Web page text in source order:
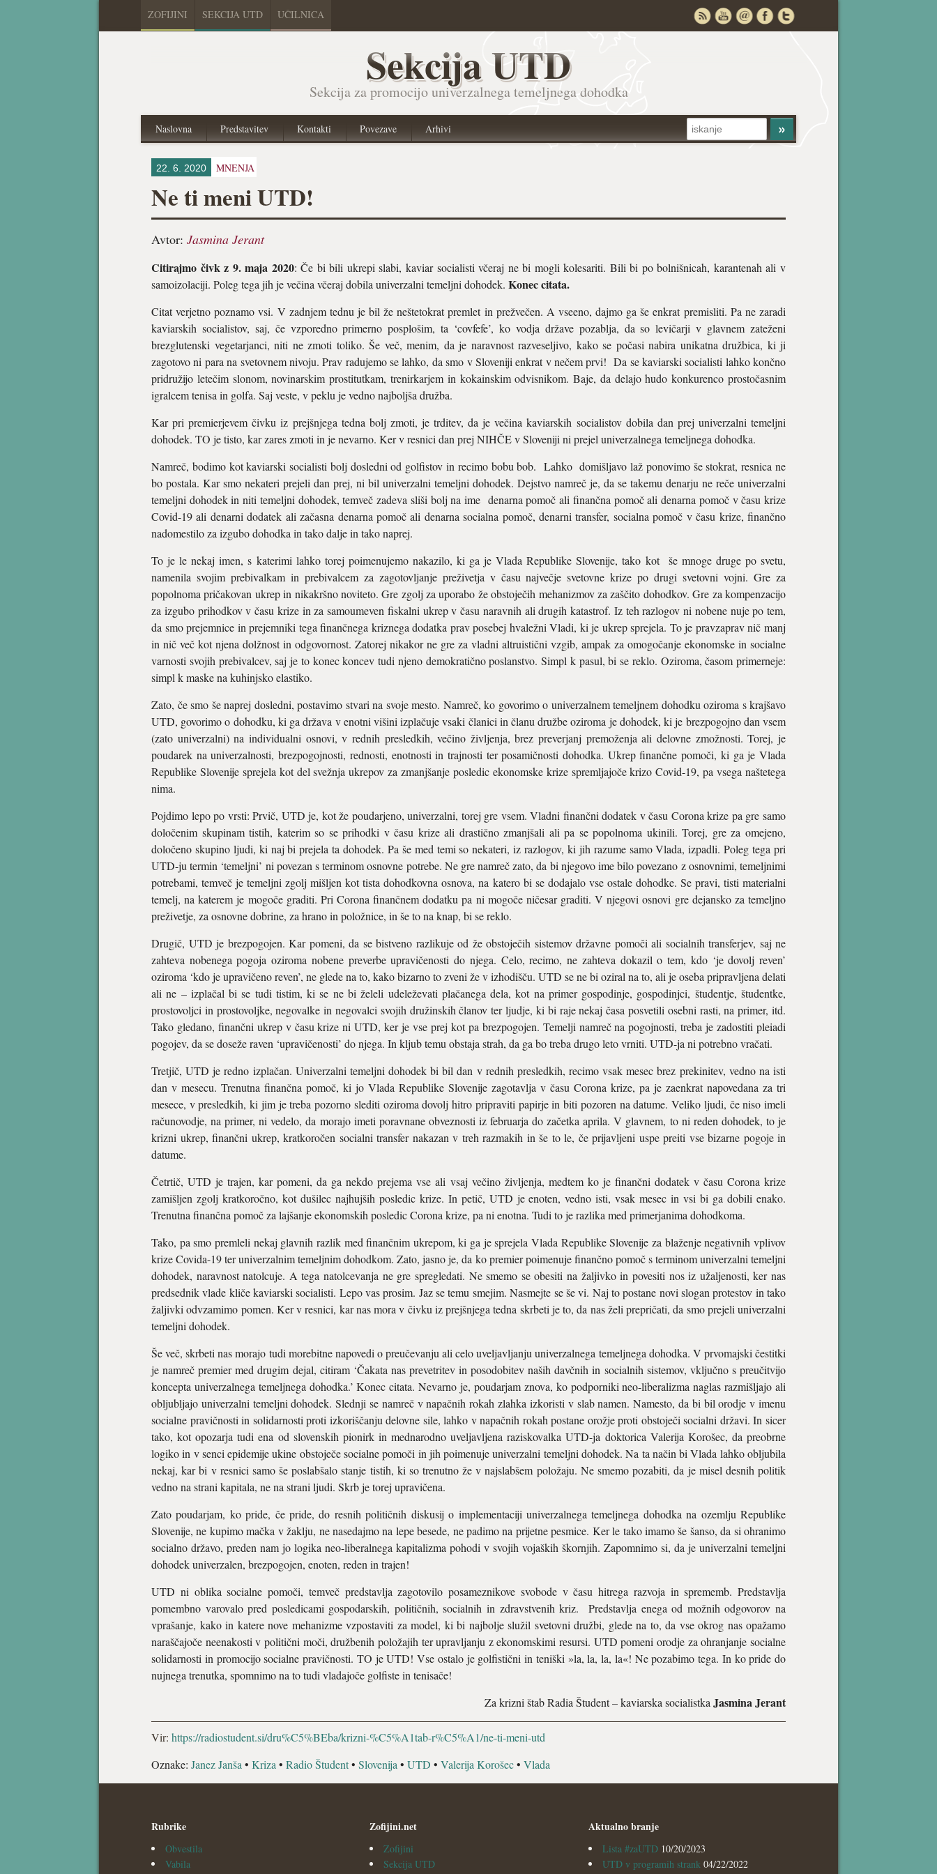
ZOFIJINI SEKCIJA UTD UČILNICA
Sekcija UTD
Sekcija za promocijo univerzalnega temeljnega dohodka
Naslovna Predstavitev Kontakti Povezave Arhivi
22. 6. 2020 MNENJA
Ne ti meni UTD!
Avtor: Jasmina Jerant
Citirajmo čivk z 9. maja 2020: Če bi bili ukrepi slabi, kaviar socialisti včeraj ne bi mogli kolesariti. Bili bi po bolnišnicah, karantenah ali v
samoizolaciji. Poleg tega jih je večina včeraj dobila univerzalni temeljni dohodek. Konec citata.
Citat verjetno poznamo vsi. V zadnjem tednu je bil že neštetokrat premlet in prežvečen. A vseeno, dajmo ga še enkrat premisliti. Pa ne zaradi
kaviarskih socialistov, saj, če vzporedno primerno posplošim, ta ‘covfefe’, ko vodja države pozablja, da so levičarji v glavnem zateženi
brezglutenski vegetarjanci, niti ne zmoti toliko. Še več, menim, da je naravnost razveseljivo, kako se počasi nabira unikatna družbica, ki ji
zagotovo ni para na svetovnem nivoju. Prav radujemo se lahko, da smo v Sloveniji enkrat v nečem prvi! Da se kaviarski socialisti lahko končno
pridružijo letečim slonom, novinarskim prostitutkam, trenirkarjem in kokainskim odvisnikom. Baje, da delajo hudo konkurenco prostočasnim
igralcem tenisa in golfa. Saj veste, v peklu je vedno najboljša družba.
Kar pri premierjevem čivku iz prejšnjega tedna bolj zmoti, je trditev, da je večina kaviarskih socialistov dobila dan prej univerzalni temeljni
dohodek. TO je tisto, kar zares zmoti in je nevarno. Ker v resnici dan prej NIHČE v Sloveniji ni prejel univerzalnega temeljnega dohodka.
Namreč, bodimo kot kaviarski socialisti bolj dosledni od golfistov in recimo bobu bob. Lahko domišljavo laž ponovimo še stokrat, resnica ne
bo postala. Kar smo nekateri prejeli dan prej, ni bil univerzalni temeljni dohodek. Dejstvo namreč je, da se takemu denarju ne reče univerzalni
temeljni dohodek in niti temeljni dohodek, temveč zadeva sliši bolj na ime denarna pomoč ali finančna pomoč ali denarna pomoč v času krize
Covid-19 ali denarni dodatek ali začasna denarna pomoč ali denarna socialna pomoč, denarni transfer, socialna pomoč v času krize, finančno
nadomestilo za izgubo dohodka in tako dalje in tako naprej.
To je le nekaj imen, s katerimi lahko torej poimenujemo nakazilo, ki ga je Vlada Republike Slovenije, tako kot še mnoge druge po svetu,
namenila svojim prebivalkam in prebivalcem za zagotovljanje preživetja v času največje svetovne krize po drugi svetovni vojni. Gre za
popolnoma pričakovan ukrep in nikakršno noviteto. Gre zgolj za uporabo že obstoječih mehanizmov za zaščito dohodkov. Gre za kompenzacijo
za izgubo prihodkov v času krize in za samoumeven fiskalni ukrep v času naravnih ali drugih katastrof. Iz teh razlogov ni nobene nuje po tem,
da smo prejemnice in prejemniki tega finančnega kriznega dodatka prav posebej hvaležni Vladi, ki je ukrep sprejela. To je pravzaprav nič manj
in nič več kot njena dolžnost in odgovornost. Zatorej nikakor ne gre za vladni altruistični vzgib, ampak za omogočanje ekonomske in socialne
varnosti svojih prebivalcev, saj je to konec koncev tudi njeno demokratično poslanstvo. Simpl k pasul, bi se reklo. Oziroma, časom primerneje:
simpl k maske na kuhinjsko elastiko.
Zato, če smo še naprej dosledni, postavimo stvari na svoje mesto. Namreč, ko govorimo o univerzalnem temeljnem dohodku oziroma s krajšavo
UTD, govorimo o dohodku, ki ga država v enotni višini izplačuje vsaki članici in članu družbe oziroma je dohodek, ki je brezpogojno dan vsem
(zato univerzalni) na individualni osnovi, v rednih presledkih, večino življenja, brez preverjanj premoženja ali delovne zmožnosti. Torej, je
poudarek na univerzalnosti, brezpogojnosti, rednosti, enotnosti in trajnosti ter posamičnosti dohodka. Ukrep finančne pomoči, ki ga je Vlada
Republike Slovenije sprejela kot del svežnja ukrepov za zmanjšanje posledic ekonomske krize spremljajoče krizo Covid-19, pa vsega naštetega
nima.
Pojdimo lepo po vrsti: Prvič, UTD je, kot že poudarjeno, univerzalni, torej gre vsem. Vladni finančni dodatek v času Corona krize pa gre samo
določenim skupinam tistih, katerim so se prihodki v času krize ali drastično zmanjšali ali pa se popolnoma ukinili. Torej, gre za omejeno,
določeno skupino ljudi, ki naj bi prejela ta dohodek. Pa še med temi so nekateri, iz razlogov, ki jih razume samo Vlada, izpadli. Poleg tega pri
UTD-ju termin ‘temeljni’ ni povezan s terminom osnovne potrebe. Ne gre namreč zato, da bi njegovo ime bilo povezano z osnovnimi, temeljnimi
potrebami, temveč je temeljni zgolj mišljen kot tista dohodkovna osnova, na katero bi se dodajalo vse ostale dohodke. Se pravi, tisti materialni
temelj, na katerem je mogoče graditi. Pri Corona finančnem dodatku pa ni mogoče ničesar graditi. V njegovi osnovi gre dejansko za temeljno
preživetje, za osnovne dobrine, za hrano in položnice, in še to na knap, bi se reklo.
Drugič, UTD je brezpogojen. Kar pomeni, da se bistveno razlikuje od že obstoječih sistemov državne pomoči ali socialnih transferjev, saj ne
zahteva nobenega pogoja oziroma nobene preverbe upravičenosti do njega. Celo, recimo, ne zahteva dokazil o tem, kdo ‘je dovolj reven’
oziroma ‘kdo je upravičeno reven’, ne glede na to, kako bizarno to zveni že v izhodišču. UTD se ne bi oziral na to, ali je oseba pripravljena delati
ali ne – izplačal bi se tudi tistim, ki se ne bi želeli udeleževati plačanega dela, kot na primer gospodinje, gospodinjci, študentje, študentke,
prostovoljci in prostovoljke, negovalke in negovalci svojih družinskih članov ter ljudje, ki bi raje nekaj časa posvetili osebni rasti, na primer, itd.
Tako gledano, finančni ukrep v času krize ni UTD, ker je vse prej kot pa brezpogojen. Temelji namreč na pogojnosti, treba je zadostiti pleiadi
pogojev, da se doseže raven ‘upravičenosti’ do njega. In kljub temu obstaja strah, da ga bo treba drugo leto vrniti. UTD-ja ni potrebno vračati.
Tretjič, UTD je redno izplačan. Univerzalni temeljni dohodek bi bil dan v rednih presledkih, recimo vsak mesec brez prekinitev, vedno na isti
dan v mesecu. Trenutna finančna pomoč, ki jo Vlada Republike Slovenije zagotavlja v času Corona krize, pa je zaenkrat napovedana za tri
mesece, v presledkih, ki jim je treba pozorno slediti oziroma dovolj hitro pripraviti papirje in biti pozoren na datume. Veliko ljudi, če niso imeli
računovodje, na primer, ni vedelo, da morajo imeti poravnane obveznosti iz februarja do začetka aprila. V glavnem, to ni reden dohodek, to je
krizni ukrep, finančni ukrep, kratkoročen socialni transfer nakazan v treh razmakih in še to le, če prijavljeni uspe preiti vse bizarne pogoje in
datume.
Četrtič, UTD je trajen, kar pomeni, da ga nekdo prejema vse ali vsaj večino življenja, medtem ko je finančni dodatek v času Corona krize
zamišljen zgolj kratkoročno, kot dušilec najhujših posledic krize. In petič, UTD je enoten, vedno isti, vsak mesec in vsi bi ga dobili enako.
Trenutna finančna pomoč za lajšanje ekonomskih posledic Corona krize, pa ni enotna. Tudi to je razlika med primerjanima dohodkoma.
Tako, pa smo premleli nekaj glavnih razlik med finančnim ukrepom, ki ga je sprejela Vlada Republike Slovenije za blaženje negativnih vplivov
krize Covida-19 ter univerzalnim temeljnim dohodkom. Zato, jasno je, da ko premier poimenuje finančno pomoč s terminom univerzalni temeljni
dohodek, naravnost natolcuje. A tega natolcevanja ne gre spregledati. Ne smemo se obesiti na žaljivko in povesiti nos iz užaljenosti, ker nas
predsednik vlade kliče kaviarski socialisti. Lepo vas prosim. Jaz se temu smejim. Nasmejte se še vi. Naj to postane novi slogan protestov in tako
žaljivki odvzamimo pomen. Ker v resnici, kar nas mora v čivku iz prejšnjega tedna skrbeti je to, da nas želi prepričati, da smo prejeli univerzalni
temeljni dohodek.
Še več, skrbeti nas morajo tudi morebitne napovedi o preučevanju ali celo uveljavljanju univerzalnega temeljnega dohodka. V prvomajski čestitki
je namreč premier med drugim dejal, citiram ‘Čakata nas prevetritev in posodobitev naših davčnih in socialnih sistemov, vključno s preučitvijo
koncepta univerzalnega temeljnega dohodka.’ Konec citata. Nevarno je, poudarjam znova, ko podporniki neo-liberalizma naglas razmišljajo ali
obljubljajo univerzalni temeljni dohodek. Slednji se namreč v napačnih rokah zlahka izkoristi v slab namen. Namesto, da bi bil orodje v imenu
socialne pravičnosti in solidarnosti proti izkoriščanju delovne sile, lahko v napačnih rokah postane orožje proti obstoječi socialni državi. In sicer
tako, kot opozarja tudi ena od slovenskih pionirk in mednarodno uveljavljena raziskovalka UTD-ja doktorica Valerija Korošec, da preobrne
logiko in v senci epidemije ukine obstoječe socialne pomoči in jih poimenuje univerzalni temeljni dohodek. Na ta način bi Vlada lahko obljubila
nekaj, kar bi v resnici samo še poslabšalo stanje tistih, ki so trenutno že v najslabšem položaju. Ne smemo pozabiti, da je misel desnih politik
vedno na strani kapitala, ne na strani ljudi. Skrb je torej upravičena.
Zato poudarjam, ko pride, če pride, do resnih političnih diskusij o implementaciji univerzalnega temeljnega dohodka na ozemlju Republike
Slovenije, ne kupimo mačka v žaklju, ne nasedajmo na lepe besede, ne padimo na prijetne pesmice. Ker le tako imamo še šanso, da si ohranimo
socialno državo, preden nam jo logika neo-liberalnega kapitalizma pohodi v svojih vojaških škornjih. Zapomnimo si, da je univerzalni temeljni
dohodek univerzalen, brezpogojen, enoten, reden in trajen!
UTD ni oblika socialne pomoči, temveč predstavlja zagotovilo posameznikove svobode v času hitrega razvoja in sprememb. Predstavlja
pomembno varovalo pred posledicami gospodarskih, političnih, socialnih in zdravstvenih kriz. Predstavlja enega od možnih odgovorov na
vprašanje, kako in katere nove mehanizme vzpostaviti za model, ki bi najbolje služil svetovni družbi, glede na to, da vse okrog nas opažamo
naraščajoče neenakosti v politični moči, družbenih položajih ter upravljanju z ekonomskimi resursi. UTD pomeni orodje za ohranjanje socialne
solidarnosti in promocijo socialne pravičnosti. TO je UTD! Vse ostalo je golfistični in teniški »la, la, la, la«! Ne pozabimo tega. In ko pride do
nujnega trenutka, spomnimo na to tudi vladajoče golfiste in tenisače!
Za krizni štab Radia Študent – kaviarska socialistka Jasmina Jerant
Vir: https://radiostudent.si/dru%C5%BEba/krizni-%C5%A1tab-r%C5%A1/ne-ti-meni-utd
Oznake: Janez Janša • Kriza • Radio Študent• Slovenija • UTD • Valerija Korošec• Vlada
Rubrike
Obvestila
Vabila
Zofijini.net
Zofijini
Sekcija UTD
Aktualno branje
Lista #zaUTD 10/20/2023
UTD v programih strank 04/22/2022